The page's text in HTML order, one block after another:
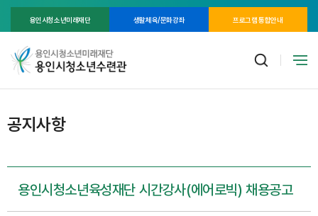
용인시청소년미래재단 생활체육/문화강좌 프로그램 통합안내
공지사항
용인시청소년육성재단 시간강사(에어로빅) 채용공고